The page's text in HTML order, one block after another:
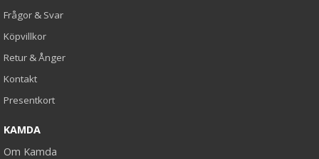
Frågor & Svar
Köpvillkor
Retur & Ånger
Kontakt
Presentkort
KAMDA
Om Kamda